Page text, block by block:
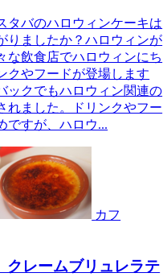
タバのハロウィンケーキは
りましたか？ハロウィンが
な飲食店でハロウィンにち
クやフードが登場します
ックでもハロウィン関連の
れました。ドリンクやフー
ですが、ハロウ...
カフ
クレームブリュレラテ